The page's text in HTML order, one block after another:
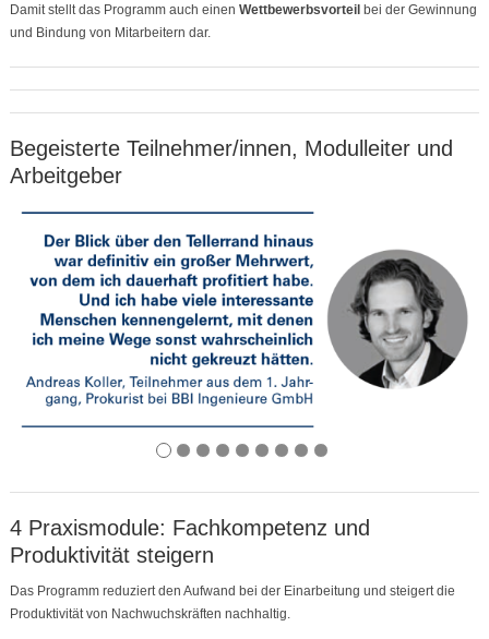
Damit stellt das Programm auch einen Wettbewerbsvorteil bei der Gewinnung
und Bindung von Mitarbeitern dar.
Begeisterte Teilnehmer/innen, Modulleiter und
Arbeitgeber
4 Praxismodule: Fachkompetenz und
Produktivität steigern
Das Programm reduziert den Aufwand bei der Einarbeitung und steigert die
Produktivität von Nachwuchskräften nachhaltig.